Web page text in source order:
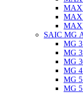
SAIC MG
MG
MG
MG
MG 4
MG
MG